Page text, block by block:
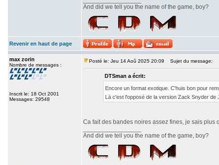
And did we tell you the name of the game, boy?
Revenir en haut de page
max zorin
Nombre de messages :
Inscrit le: 18 Oct 2001
Messages: 29548
Posté le: Jeu 14 Aoû 2025 20:09 Sujet du message:
DTSman a écrit:
Encore un format exotique. C'huis bon pour
Là c'est l'opposé de la version Zack Snyder de
Ca fait des bandes noires assez fines, je sais
And did we tell you the name of the game, boy?